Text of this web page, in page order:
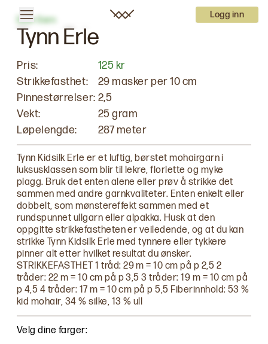
Logg inn
Dale Garn
Tynn Erle
Pris:
125 kr
Strikkefasthet:
29masker per10cm
Pinnestørrelser: 2,5
Vekt:
25 gram
Løpelengde:
287 meter
Tynn Kidsilk Erle er et luftig, børstet mohair­garn i
luksusklassen som blir til lekre, florlette og myke
plagg. Bruk det enten alene eller prøv å strikke det
sammen med andre garnkvaliteter. Enten enkelt eller
dobbelt, som mønstereffekt sammen med et
rundspunnet ullgarn eller alpakka. Husk at den
oppgitte strikkefastheten er veiledende, og at du kan
strikke Tynn Kidsilk Erle med tynnere eller tykkere
pinner alt etter hvilket resultat du ønsker.
STRIKKEFASTHET 1 tråd: 29 m = 10 cm på p 2,5 2
tråder: 22 m = 10 cm på p 3,5 3 tråder: 19 m = 10 cm på
p 4,5 4 tråder: 17 m = 10 cm på p 5,5 Fiberinnhold: 53 %
kid mohair, 34 % silke, 13 % ull
Velg dine farger: